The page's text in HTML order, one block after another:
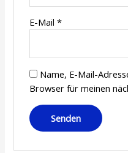
E-Mail *
Name, E-Mail-
Browser für meinen